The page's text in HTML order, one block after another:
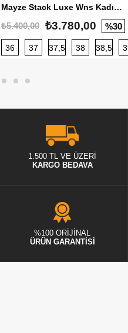
40 40,5 41 42 42,5
Mayze Stack Luxe Wns Kadın Sneaker
₺5.400,00 ₺3.780,00 %30
36 37 37,5 38 38,5
1.500 TL VE ÜZERİ
KARGO BEDAVA
%100 ORİJİNAL
ÜRÜN GARANTİSİ